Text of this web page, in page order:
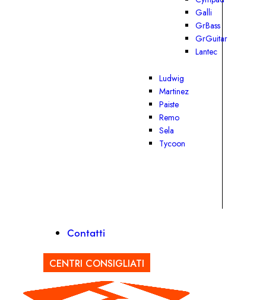
Galli
GrBass
GrGuitar
Lantec
Ludwig
Martinez
Paiste
Remo
Sela
Tycoon
Contatti
CENTRI CONSIGLIATI